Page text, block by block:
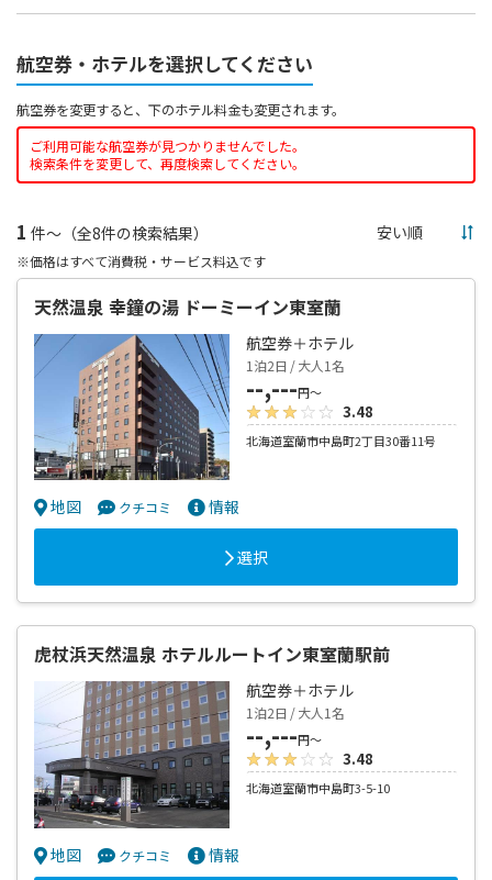
航空券・ホテルを選択してください
航空券を変更すると、下のホテル料金も変更されます。
ご利用可能な航空券が見つかりませんでした。
検索条件を変更して、再度検索してください。
1 件～（全8件の検索結果）
※価格はすべて消費税・サービス料込です
天然温泉 幸鐘の湯 ドーミーイン東室蘭
航空券＋ホテル
1泊2日 / 大人1名
--,---円～
3.48
北海道室蘭市中島町2丁目30番11号
地図 クチコミ 情報
選択
虎杖浜天然温泉 ホテルルートイン東室蘭駅前
航空券＋ホテル
1泊2日 / 大人1名
--,---円～
3.48
北海道室蘭市中島町3-5-10
地図 クチコミ 情報